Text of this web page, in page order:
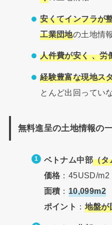
安くてインフラが
工業団地の土地情報
人件費が安く 、労
経験豊富な現地ス
とんど出回ってい
無料進呈の土地情報の
ベトナム中部（タ
価格 ：45USD/m2
面積 ： 10,099m2
ポイント ： 地盤が